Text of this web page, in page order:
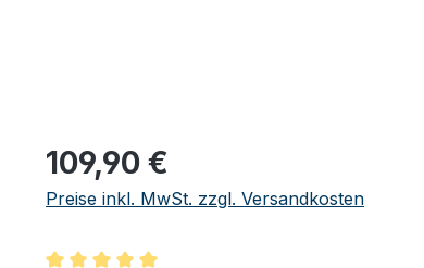
Regulärer Preis:
109,90 €
Preise inkl. MwSt. zzgl. Versandkosten